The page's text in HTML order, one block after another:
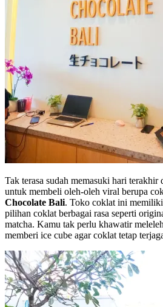
Tak terasa sudah memasuki hari terakhir
untuk membeli oleh-oleh viral berupa
Chocolate Bali. Toko coklat ini memiliki
pilihan coklat berbagai rasa seperti
matcha. Kamu tak perlu khawatir
memberi ice cube agar coklat tetap